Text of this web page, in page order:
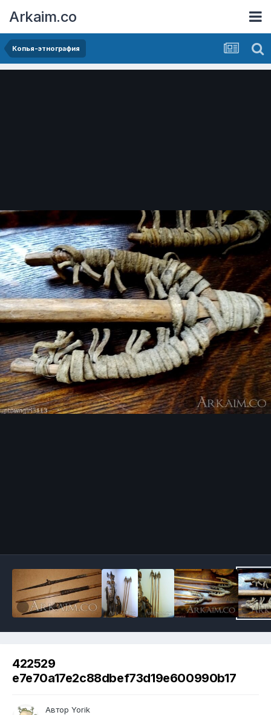
Arkaim.co
Копья-этнография
422529
e7e70a17e2c88dbef73d19e600990b17
Автор Yorik